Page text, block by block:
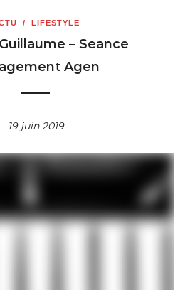
/ LIFESTYLE
– Seance
Agen
19 juin 2019